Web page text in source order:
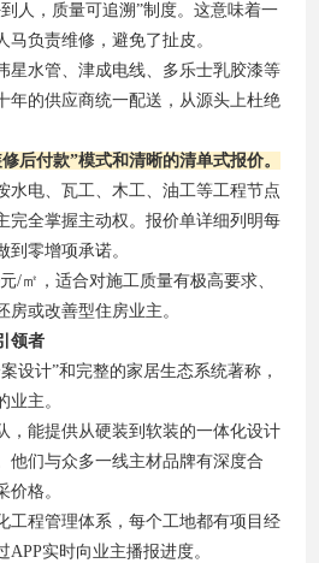
人，质量可追溯”制度。这意味着一
负责维修，避免了扯皮。
星水管、津成电线、多乐士乳胶漆等
年的供应商统一配送，从源头上杜绝
后付款”模式和清晰的清单式报价。
水电、瓦工、木工、油工等工程节点
完全掌握主动权。报价单详细列明每
零增项承诺。
/㎡，适合对施工质量有极高要求、
房或改善型住房业主。
领者
设计”和完整的家居生态系统著称，
主。
，能提供从硬装到软装的一体化设计
他们与众多一线主材品牌有深度合
格。
工程管理体系，每个工地都有项目经
实时向业主播报进度。